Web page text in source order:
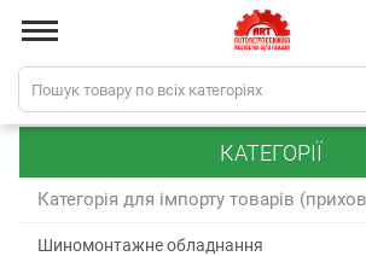
КАТЕГОРІЇ
Категорія для імпорту товарів
Шиномонтажне обладнання